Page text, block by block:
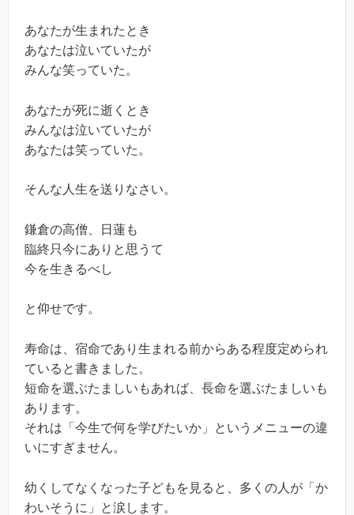
あなたが生まれたとき
あなたは泣いていたが
みんな笑っていた。
あなたが死に逝くとき
みんなは泣いていたが
あなたは笑っていた。
そんな人生を送りなさい。
鎌倉の高僧、日蓮も
臨終只今にありと思うて
今を生きるべし
と仰せです。
寿命は、宿命であり生まれる前からある程度定められ
ていると書きました。
短命を選ぶたましいもあれば、長命を選ぶたましいも
あります。
それは「今生で何を学びたいか」というメニューの違
いにすぎません。
幼くしてなくなった子どもを見ると、多くの人が「か
わいそうに」と涙します。